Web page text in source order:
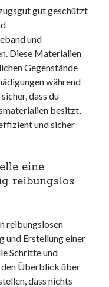
gut geschützt
und
Diese Materialien
Gegenstände
während
dass du
besitzt,
und sicher
eine
reibungslos
reibungslosen
und Erstellung einer
Schritte und
den Überblick über
dass nichts